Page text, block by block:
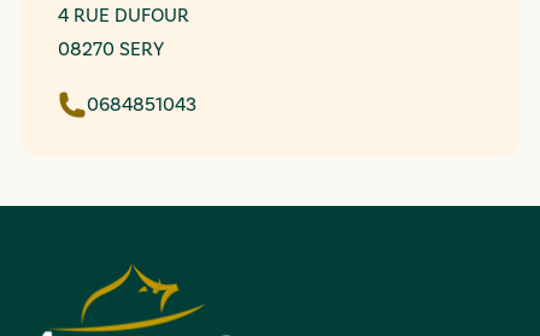
4 RUE DUFOUR
08270 SERY
0684851043